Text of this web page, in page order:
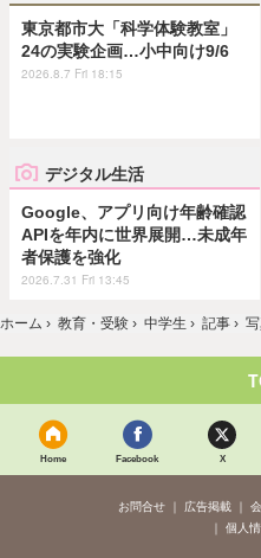
東京都市大「科学体験教室」
24の実験企画…小中向け9/6
2026.8.7 Fri 18:15
デジタル生活
Google、アプリ向け年齢確認
APIを年内に世界展開…未成年
者保護を強化
2026.7.31 Fri 13:45
ホーム › 教育・受験 › 中学生 › 記事 ›
Home Facebook X
お問合せ 広告掲載
個人